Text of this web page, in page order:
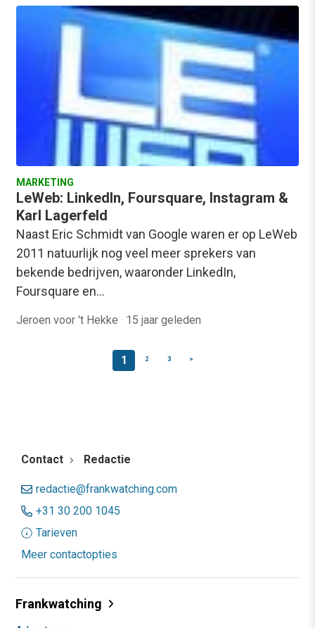
MARKETING
LeWeb: LinkedIn, Foursquare, Instagram &
Karl Lagerfeld
Naast Eric Schmidt van Google waren er op LeWeb
2011 natuurlijk nog veel meer sprekers van
bekende bedrijven, waaronder LinkedIn,
Foursquare en…
Jeroen voor 't Hekke · 15 jaar geleden
1 2 3 >
Contact Redactie
redactie@frankwatching.com
+31 30 200 1045
Tarieven
Meer contactopties
Frankwatching